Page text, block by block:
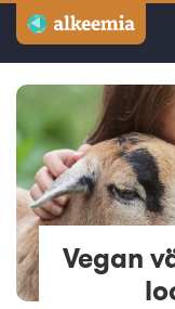
Artiklid
Podcast
Videod
Veebinarid
Vegan